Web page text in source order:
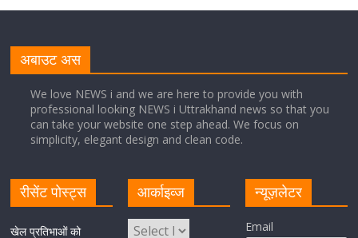
Cabinet Baithak: उत्तराखंड में श्रमिकों को हर महीने 7 तारीख
तक मिलेगी मजदूरी, ओवरटाइम पर मिलेगा दोगुना भुगतान
केंद्रीय रेल मंत्री ने मुख्यमंत्री के अनुरोध पर बनबसा रेलवे स्टेशन पर
अमृतसर–टनकपुर एक्सप्रेस के ठहराव को स्वीकृति
अबाउट अस
We love NEWS i and we are here to provide you with
professional looking NEWS i Uttrakhand news so that you
can take your website one step ahead. We focus on
simplicity, elegant design and clean code.
रीसेंट पोस्ट्स
खेल प्रतिभाओं को
आर्काइव्ज न्यूज़लेटर
Email